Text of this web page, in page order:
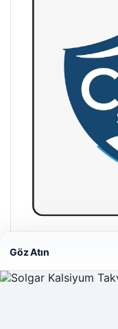
Hastaş Beton
Göz Atın